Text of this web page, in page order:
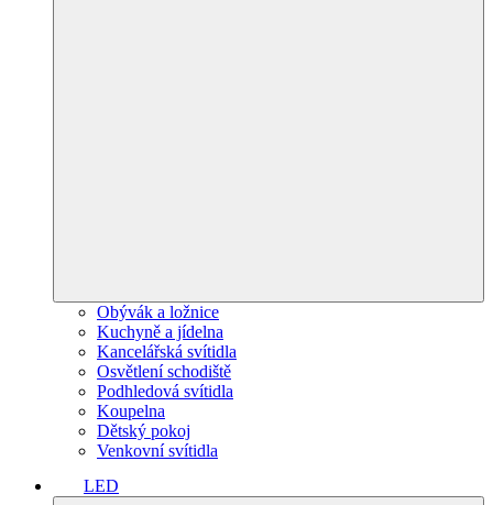
Obývák a ložnice
Kuchyně a jídelna
Kancelářská svítidla
Osvětlení schodiště
Podhledová svítidla
Koupelna
Dětský pokoj
Venkovní svítidla
LED